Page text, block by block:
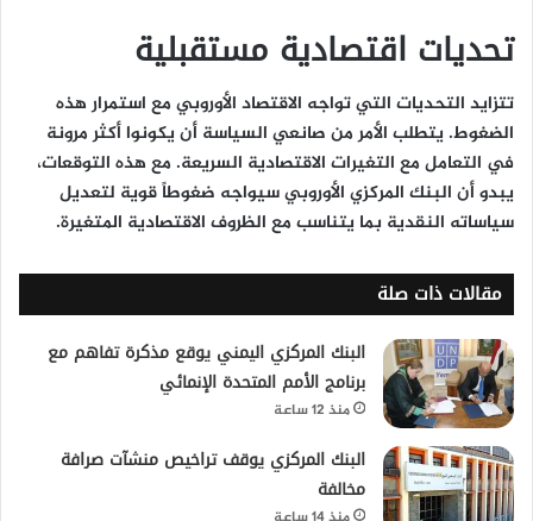
تحديات اقتصادية مستقبلية
تتزايد التحديات التي تواجه الاقتصاد الأوروبي مع استمرار هذه
الضغوط. يتطلب الأمر من صانعي السياسة أن يكونوا أكثر مرونة
في التعامل مع التغيرات الاقتصادية السريعة. مع هذه التوقعات،
يبدو أن البنك المركزي الأوروبي سيواجه ضغوطاً قوية لتعديل
سياساته النقدية بما يتناسب مع الظروف الاقتصادية المتغيرة.
مقالات ذات صلة
البنك المركزي اليمني يوقع مذكرة تفاهم مع
برنامج الأمم المتحدة الإنمائي
منذ 12 ساعة
البنك المركزي يوقف تراخيص منشآت صرافة
مخالفة